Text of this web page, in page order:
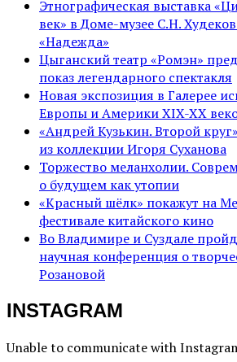
Этнографическая выставка
век» в Доме-музее С.Н.
«Надежда»
Цыганский театр «Ромэн»
показ легендарного спектакля
Новая экспозиция в Галерее
Европы и Америки XIX-XX
«Андрей Кузькин. Второй
из коллекции Игоря Суханова
Торжество меланхолии.
о будущем как утопии
«Красный шёлк» покажут на
фестивале китайского кино
Во Владимире и Суздале
научная конференция о
Розановой
INSTAGRAM
Unable to communicate with